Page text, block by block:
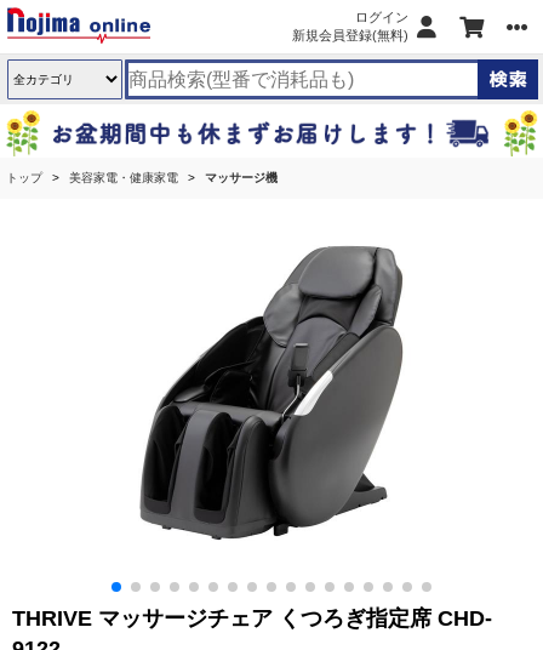
ログイン
新規会員登録(無料)
トップ 美容家電・健康家電 マッサージ機
THRIVE マッサージチェア くつろぎ指定席 CHD-